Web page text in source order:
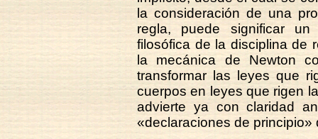
la consideración de una
regla, puede significar
filosófica de la disciplina de
la mecánica de Newton
transformar las leyes que
cuerpos en leyes que rigen
advierte ya con claridad
«declaraciones de principio»